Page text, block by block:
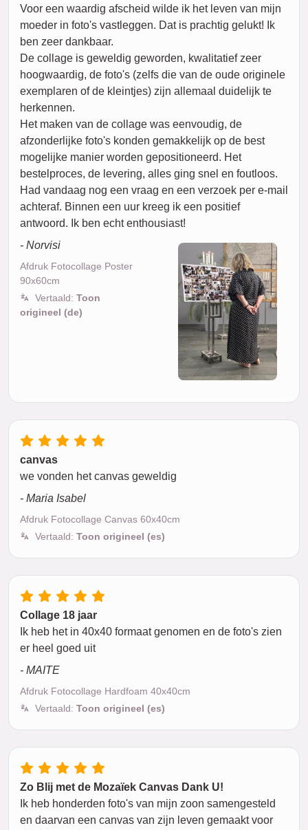
Voor een waardig afscheid wilde ik het leven van mijn
moeder in foto's vastleggen. Dat is prachtig gelukt! Ik
ben zeer dankbaar.
De collage is geweldig geworden, kwalitatief zeer
hoogwaardig, de foto's (zelfs die van de oude originele
exemplaren of de kleintjes) zijn allemaal duidelijk te
herkennen.
Het maken van de collage was eenvoudig, de
afzonderlijke foto's konden gemakkelijk op de best
mogelijke manier worden gepositioneerd. Het
bestelproces, de levering, alles ging snel en foutloos.
Had vandaag nog een vraag en een verzoek per e-mail
achteraf. Binnen een uur kreeg ik een positief
antwoord. Ik ben echt enthousiast!
- Norvisi
Afdruk Fotocollage Poster
90x60cm
Vertaald: Toon
origineel (de)
canvas
we vonden het canvas geweldig
- Maria Isabel
Afdruk Fotocollage Canvas 60x40cm
Vertaald: Toon origineel (es)
Collage 18 jaar
Ik heb het in 40x40 formaat genomen en de foto's zien
er heel goed uit
- MAITE
Afdruk Fotocollage Hardfoam 40x40cm
Vertaald: Toon origineel (es)
Zo Blij met de Mozaïek Canvas Dank U!
Ik heb honderden foto's van mijn zoon samengesteld
en daarvan een canvas van zijn leven gemaakt voor